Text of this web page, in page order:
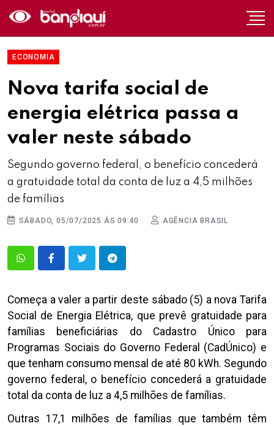
ECONOMIA
Nova tarifa social de
energia elétrica passa a
valer neste sábado
Segundo governo federal, o benefício concederá
a gratuidade total da conta de luz a 4,5 milhões
de famílias
SÁBADO, 05/07/2025 ÀS 09:40 AGÊNCIA BRASIL
Começa a valer a partir deste sábado (5) a nova Tarifa
Social de Energia Elétrica, que prevê gratuidade para
famílias beneficiárias do Cadastro Único para
Programas Sociais do Governo Federal (CadÚnico) e
que tenham consumo mensal de até 80 kWh. Segundo
governo federal, o benefício concederá a gratuidade
total da conta de luz a 4,5 milhões de famílias.
Outras 17,1 milhões de famílias que também têm